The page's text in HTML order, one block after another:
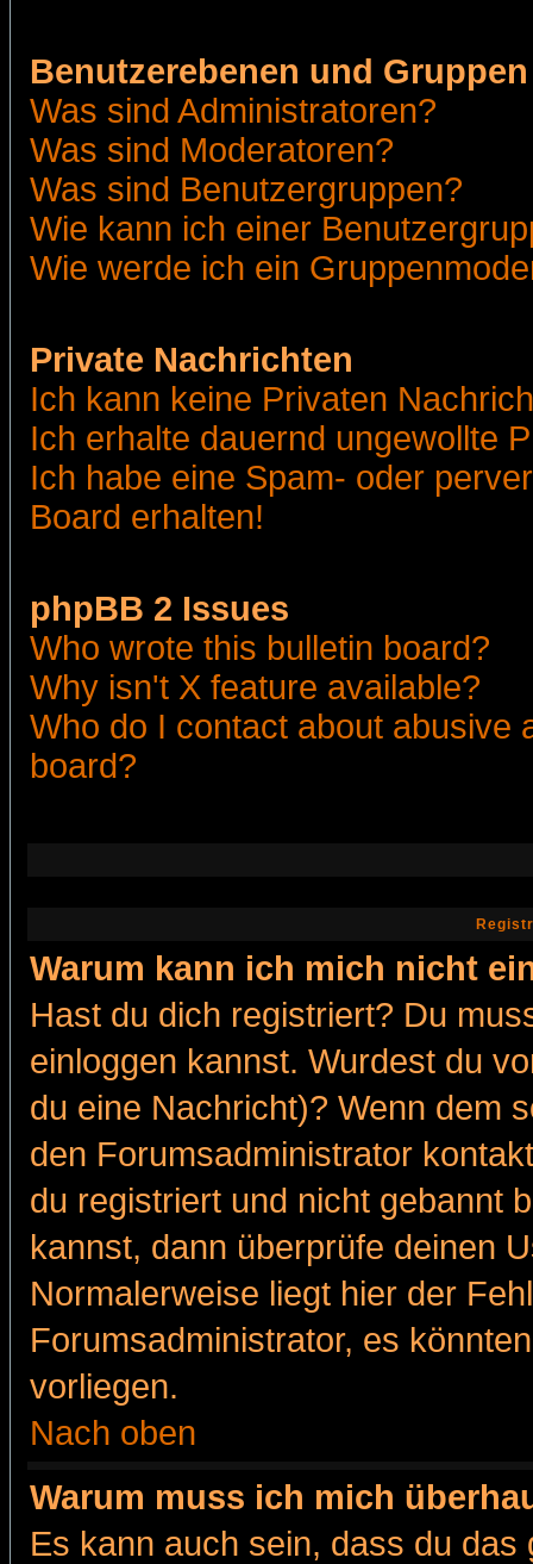
Benutzerebenen und Gruppen
Was sind Administratoren?
Was sind Moderatoren?
Was sind Benutzergruppen?
Wie kann ich einer
Wie werde ich ein
Private Nachrichten
Ich kann keine Privaten
Ich erhalte dauernd ungewollte
Ich habe eine Spam- oder
Board erhalten!
phpBB 2 Issues
Who wrote this bulletin board?
Why isn't X feature available?
Who do I contact about abusive
board?
Warum kann ich mich nicht
Hast du dich registriert? Du
einloggen kannst. Wurdest du
du eine Nachricht)? Wenn dem
den Forumsadministrator
du registriert und nicht gebannt
kannst, dann überprüfe deinen
Normalerweise liegt hier der
Forumsadministrator, es
vorliegen.
Nach oben
Warum muss ich mich
Es kann auch sein, dass du